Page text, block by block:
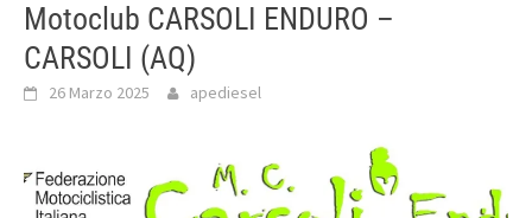
Motoclub CARSOLI ENDURO –
CARSOLI (AQ)
26 Marzo 2025 apediesel